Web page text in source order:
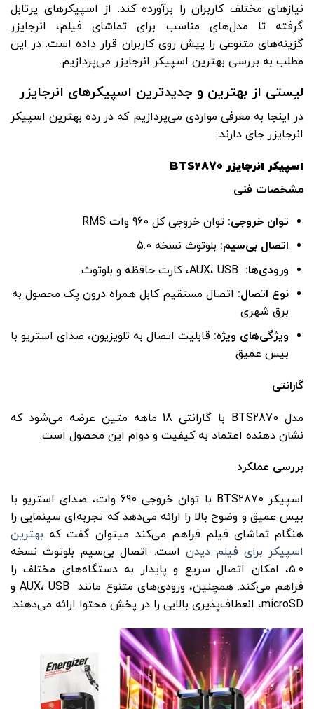
نیازهای مختلف کاربران را برآورده کند. از اسپیکرهای پرتابل
گرفته تا مدل‌های مناسب برای تماشای فیلم، انرجایزر
گزینه‌های متنوعی را پیش روی کاربران قرار داده است. در این
مطلب به بررسی بهترین اسپیکر انرجایزر می‌پردازیم.
لیستی از بهترین و جدیدترین اسپیکرهای انرجایزر
در اینجا به معرفی مواردی می‌پردازیم که در رده بهترین اسپیکر
انرجایزر جای دارند:
اسپیکر انرجایزر BTS2870
مشخصات فنی
توان خروجی: توان خروجی کل 960 وات RMS
اتصال بی‌سیم: بلوتوث نسخه 5.0
ورودی‌ها:
نوع اتصال: اتصال مستقیم کابل همراه درون پک محصول به
برق شهری
ویژگی‌های ویژه: قابلیت اتصال به تلویزیون، صدای استریو با
بیس عمیق
گارانتی
مدل BTS2870 با گارانتی 18 ماهه متین عرضه می‌شود که
نشان‌ دهنده اعتماد به کیفیت و دوام این محصول است.
بررسی عملکرد
اسپیکر BTS2870 با توان خروجی 690 وات، صدای استریو با
بیس عمیق و وضوح بالا را ارائه می‌دهد که تجربه‌ای سینمایی را
هنگام تماشای فیلم فراهم می‌کند میتوان گفت که بهترین
اسپیکر برای فیلم دیدن است. اتصال بی‌سیم بلوتوث نسخه
5.0، امکان اتصال سریع و پایدار به دستگاه‌های مختلف را
فراهم می‌کند. همچنین، ورودی‌های متنوع مانند AUX، USB و
microSD، انعطاف‌پذیری بالایی را در پخش محتوا ارائه می‌دهند.